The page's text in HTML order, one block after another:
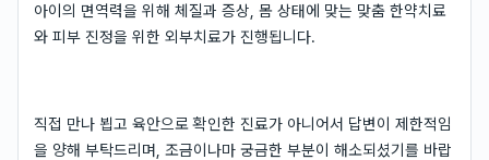
아이의 면역력을 위해 체질과 증상, 몸 상태에 맞는 맞춤 한약치료
와 피부 진정을 위한 외부치료가 진행됩니다.
직접 만나 뵙고 육안으로 확인한 진료가 아니어서 답변이 제한적임
을 양해 부탁드리며, 조금이나마 궁금한 부분이 해소되셨기를 바랍